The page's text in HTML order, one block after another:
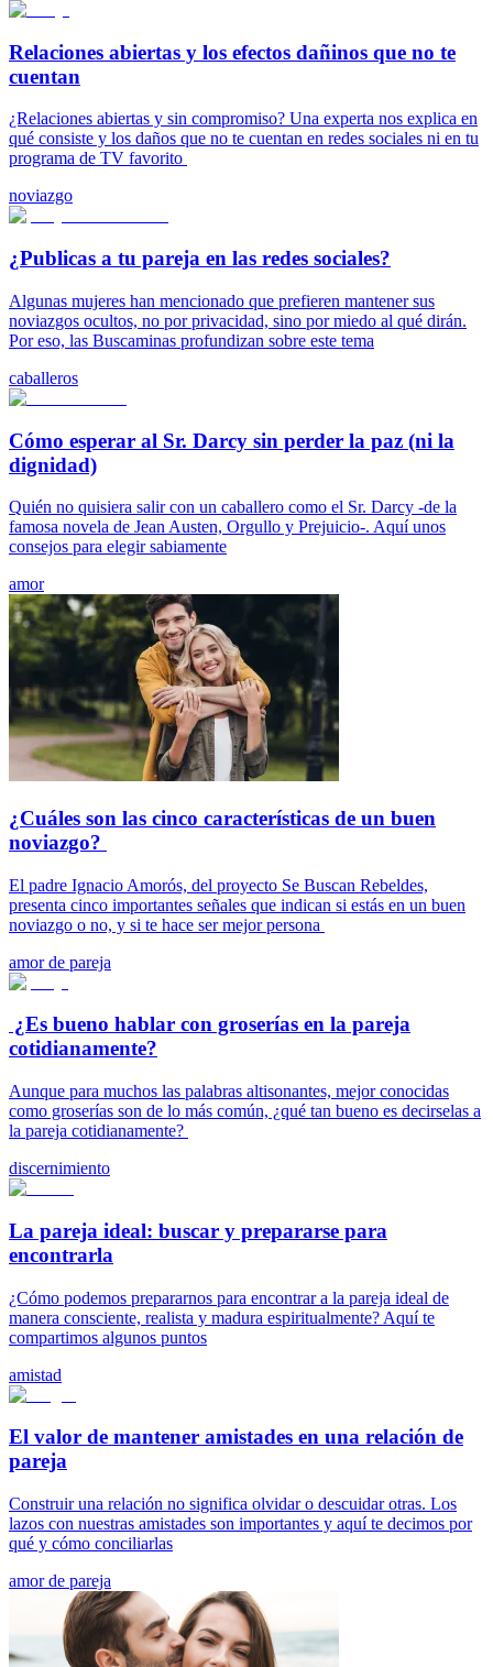
Relaciones abiertas y los efectos dañinos que no te
cuentan
¿Relaciones abiertas y sin compromiso? Una experta nos explica en
qué consiste y los daños que no te cuentan en redes sociales ni en tu
programa de TV favorito
noviazgo
¿Publicas a tu pareja en las redes sociales?
Algunas mujeres han mencionado que prefieren mantener sus
noviazgos ocultos, no por privacidad, sino por miedo al qué dirán.
Por eso, las Buscaminas profundizan sobre este tema
caballeros
Cómo esperar al Sr. Darcy sin perder la paz (ni la
dignidad)
Quién no quisiera salir con un caballero como el Sr. Darcy -de la
famosa novela de Jean Austen, Orgullo y Prejuicio-. Aquí unos
consejos para elegir sabiamente
amor
¿Cuáles son las cinco características de un buen
noviazgo?
El padre Ignacio Amorós, del proyecto Se Buscan Rebeldes,
presenta cinco importantes señales que indican si estás en un buen
noviazgo o no, y si te hace ser mejor persona
amor de pareja
¿Es bueno hablar con groserías en la pareja
cotidianamente?
Aunque para muchos las palabras altisonantes, mejor conocidas
como groserías son de lo más común, ¿qué tan bueno es decirselas a
la pareja cotidianamente?
discernimiento
La pareja ideal: buscar y prepararse para
encontrarla
¿Cómo podemos prepararnos para encontrar a la pareja ideal de
manera consciente, realista y madura espiritualmente? Aquí te
compartimos algunos puntos
amistad
El valor de mantener amistades en una relación de
pareja
Construir una relación no significa olvidar o descuidar otras. Los
lazos con nuestras amistades son importantes y aquí te decimos por
qué y cómo conciliarlas
amor de pareja